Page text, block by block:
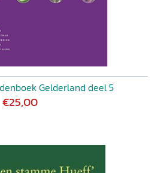
Gelderland deel 5
€25,00